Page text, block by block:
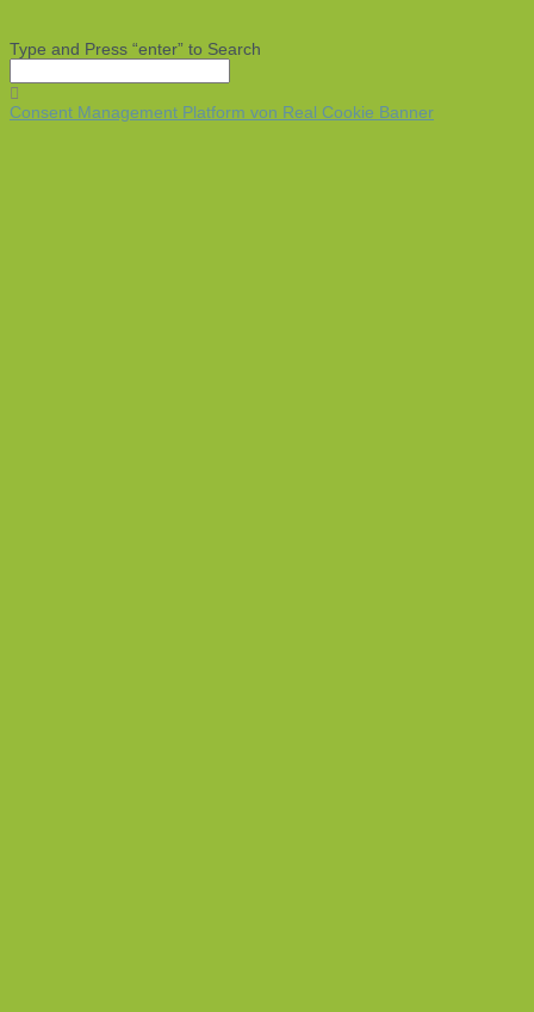
Type and Press “enter” to Search
Consent Management Platform von Real Cookie Banner